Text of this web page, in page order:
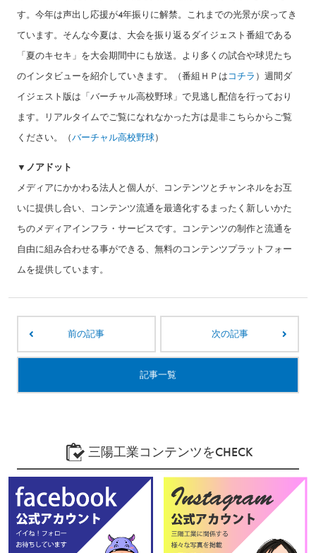
す。今年は声出し応援が4年振りに解禁。これまでの光景が戻ってき
ています。そんな今夏は、大会を振り返るダイジェスト番組である
「夏のキセキ」を大会期間中にも放送。より多くの試合や球児たち
のインタビューを紹介していきます。（番組ＨＰはコチラ ）週間ダ
イジェスト版は「バーチャル高校野球」で見逃し配信を行っており
ます。リアルタイムでご覧になれなかった方は是非こちらからご覧
ください。（バーチャル高校野球）
▼ノアドット
メディアにかかわる法人と個人が、コンテンツとチャンネルをお互
いに提供し合い、コンテンツ流通を最適化するまったく新しいかた
ちのメディアインフラ・サービスです。コンテンツの制作と流通を
自由に組み合わせる事ができる、無料のコンテンツプラットフォー
ムを提供しています。
前の記事 次の記事
記事一覧
三陽工業コンテンツをCHECK